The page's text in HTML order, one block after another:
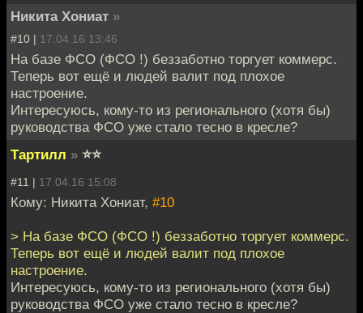
Никита Хониат »
#10 | 17.04.16 13:46
На базе ФСО (ФСО !) беззаботно торгует коммерс.
Теперь вот ещё и людей валит под плохое
настроение.
Интересуюсь, кому-то из регионального (хотя бы)
руководства ФСО уже стало тесно в кресле?
Тартилл » ⭐⭐
#11 | 17.04.16 15:08
Кому: Никита Хониат, #10
> На базе ФСО (ФСО !) беззаботно торгует коммерс.
Теперь вот ещё и людей валит под плохое
настроение.
Интересуюсь, кому-то из регионального (хотя бы)
руководства ФСО уже стало тесно в кресле?